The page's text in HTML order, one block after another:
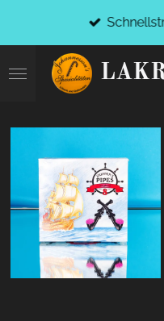
springen